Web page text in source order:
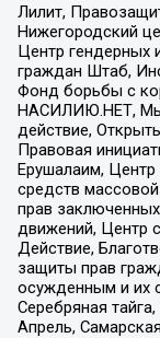
Лилит,
Нижегородский
Центр гендерных
граждан Штаб,
Фонд борьбы с
НАСИЛИЮ.НЕТ, Мы
действие,
Правовая
Ерушалаим,
средств
прав
движений, Центр
Действие,
защиты прав
осужденным и их
Серебряная
Апрель,